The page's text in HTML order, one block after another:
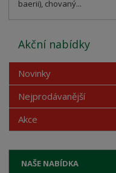
baerii), chovaný...
NAŠE NABÍDKA
Akční nabídky
Novinky
Nejprodávanější
Akce